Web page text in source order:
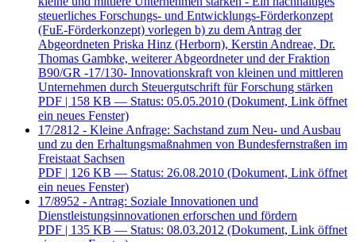
steuerliches Forschungs- und Entwicklungs-Förderkonzept
(FuE-Förderkonzept) vorlegen b) zu dem Antrag der
Abgeordneten Priska Hinz (Herborn), Kerstin Andreae, Dr.
Thomas Gambke, weiterer Abgeordneter und der Fraktion
B90/GR -17/130- Innovationskraft von kleinen und mittleren
Unternehmen durch Steuergutschrift für Forschung stärken
PDF | 158 KB — Status: 05.05.2010 (Dokument, Link öffnet
ein neues Fenster)
17/2812 - Kleine Anfrage: Sachstand zum Neu- und Ausbau
und zu den Erhaltungsmaßnahmen von Bundesfernstraßen im
Freistaat Sachsen
PDF | 126 KB — Status: 26.08.2010 (Dokument, Link öffnet
ein neues Fenster)
17/8952 - Antrag: Soziale Innovationen und
Dienstleistungsinnovationen erforschen und fördern
PDF | 135 KB — Status: 08.03.2012 (Dokument, Link öffnet